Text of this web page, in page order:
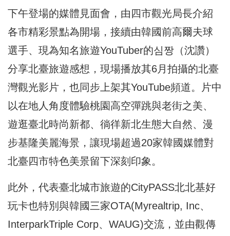
下午登場的媒體見面會，由四市觀光局長介紹
各市精彩景點為開場，接續由韓國前高爾夫球
選手、現為知名旅遊YouTuber的심짱（沈讚）
分享北臺旅遊感想，現場播放其6月拍攝的北臺
灣觀光影片，也同步上架其YouTube頻道。片中
以在地人角度體驗桃園高空彈跳與老街之美、
遊逛臺北時尚新都、徜徉新北生態大自然、漫
步基隆美麗海景，讓現場超過20家韓國媒體對
北臺四市特色美景留下深刻印象。
此外，代表臺北城市旅遊的CityPASS北北基好
玩卡也特別與韓國三家OTA(Myrealtrip, Inc、
InterparkTriple Corp、WAUG)交流，並由觀傳